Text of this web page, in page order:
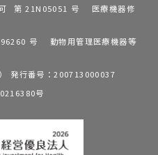
可 第 21N05051 号 医療機器修
号 動物用管理医療機器等
発行番号：200713000037
号